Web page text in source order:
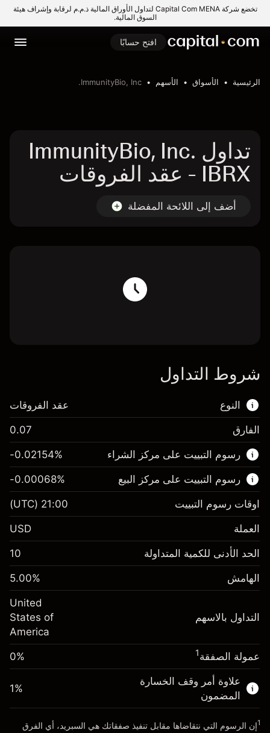
تخضع شركة Capital Com MENA لتداول الأوراق المالية ذ.م.م لرقابة وإشراف هيئة
السوق المالية.
افتح حسابًا
الرئيسية الأسواق الأسهم ImmunityBio, Inc.
تداول ImmunityBio, Inc.
- IBRX عقد الفروقات
أضف إلى اللائحة المفضلة
شروط التداول
النوع
هذا السوق المالي متاح للتداول من خلال عقود
الفروقات.
اعرف المزيد عن:
عقود الفروقات
عقد الفروقات
الفارق 0.07
رسوم التبييت على مركز الشراء
الهامش. استثمارك $1,000.00
-0.02154
%
(-$4.31)
المال من الرافعة المالية ~
الذهاب إلى المنصة
-0.02154%
رسوم التبييت على مركز البيع
الهامش. استثمارك $1,000.00
-0.000682
%
(-$0.14)
المال من الرافعة المالية ~$19,000.00
الذهاب إلى المنصة
-0.00068%
اوقات رسوم التبييت 21:00
(UTC)
العملة USD
الحد الأدنى للكمية المتداولة 10
الهامش 5.00%
التداول بالاسهم
United
States of
America
عمولة الصفقة1
0%
علاوة أمر وقف الخسارة
المضمون
1%
1إن الرسوم التي نتقاضاها مقابل تنفيذ صفقاتك هي السبريد، أي الفرق